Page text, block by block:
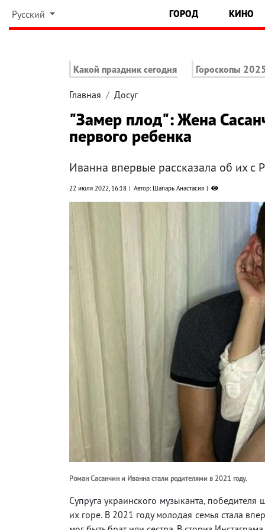
Русский ГОРОД КИНО
Какой праздник сегодня Гороскопы
Главная Досуг
"Замер плод": Жена
первого ребенка
Иванна впервые рассказала об их с
22 июля 2022, 16:18 Автор: Шапарь Анастасия
Роман Сасанчин и Иванна стали родителями в 2021 году.
Супруга украинского музыканта,
их горе. В 2021 году молодая семья стала